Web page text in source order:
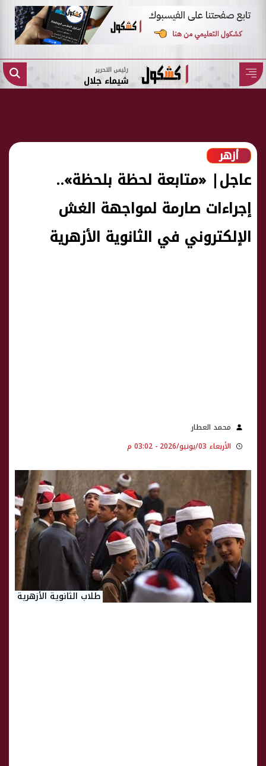
رئيس التحرير
شيماء جلال
أزهر
عاجل| «متابعة لحظة بلحظة»..
إجراءات صارمة لمواجهة الغش
الإلكتروني في الثانوية الأزهرية
محمد العطار
الأربعاء 03/يونيو/2026 - 03:02 م
طلاب الثانوية الأزهرية